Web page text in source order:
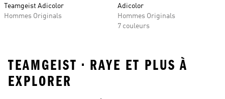
Teamgeist Adicolor
Hommes Originals
Adicolor
Hommes Originals
7 couleurs
TEAMGEIST • RAYE ET PLUS À
EXPLORER